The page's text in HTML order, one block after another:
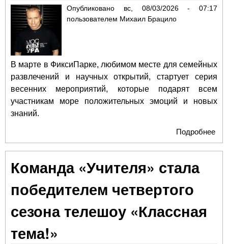
Опубликовано вс, 08/03/2026 - 07:17
пользователем Михаил Брацило
В марте в ФиксиПарке, любимом месте для семейных
развлечений и научных открытий, стартует серия
весенних мероприятий, которые подарят всем
участникам море положительных эмоций и новых
знаний.
Подробнее
в
Команда «Учителя» стала
победителем четвертого
сезона телешоу «Классная
тема!»